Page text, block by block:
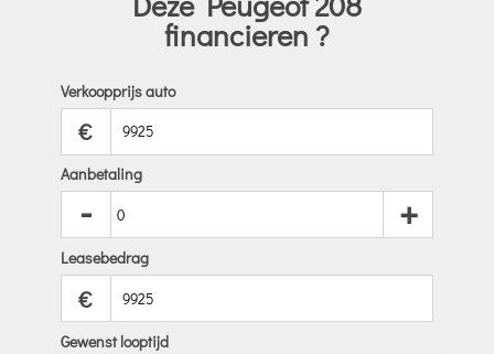
financieren ?
Verkoopprijs auto
€
Aanbetaling
- +
Leasebedrag
€
Gewenst looptijd